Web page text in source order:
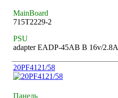
MainBoard
715T2229-2
PSU
adapter EADP-45AB B 16v/2.8A
20PF4121/58
Панель